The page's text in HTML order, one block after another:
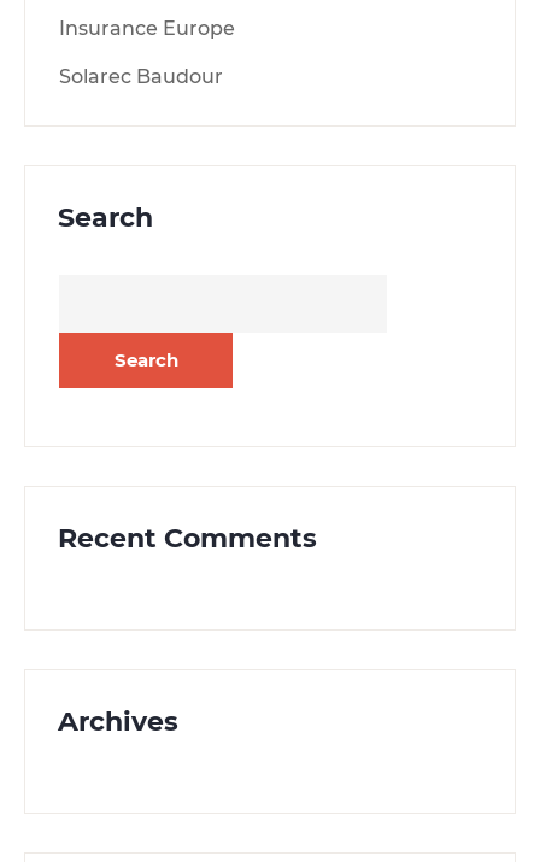
Insurance Europe
Solarec Baudour
Search
Recent Comments
Archives